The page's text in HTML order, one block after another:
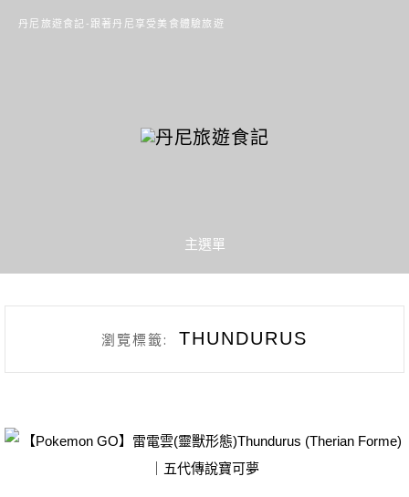
丹尼旅遊食記-跟著丹尼享受美食體驗旅遊
主選單
瀏覽標籤: THUNDURUS